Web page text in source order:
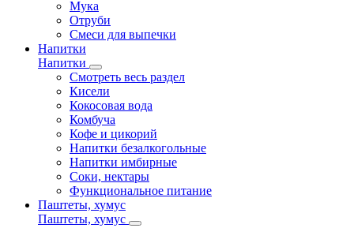
Мука
Отруби
Смеси для выпечки
Напитки
Напитки
Смотреть весь раздел
Кисели
Кокосовая вода
Комбуча
Кофе и цикорий
Напитки безалкогольные
Напитки имбирные
Соки, нектары
Функциональное питание
Паштеты, хумус
Паштеты, хумус